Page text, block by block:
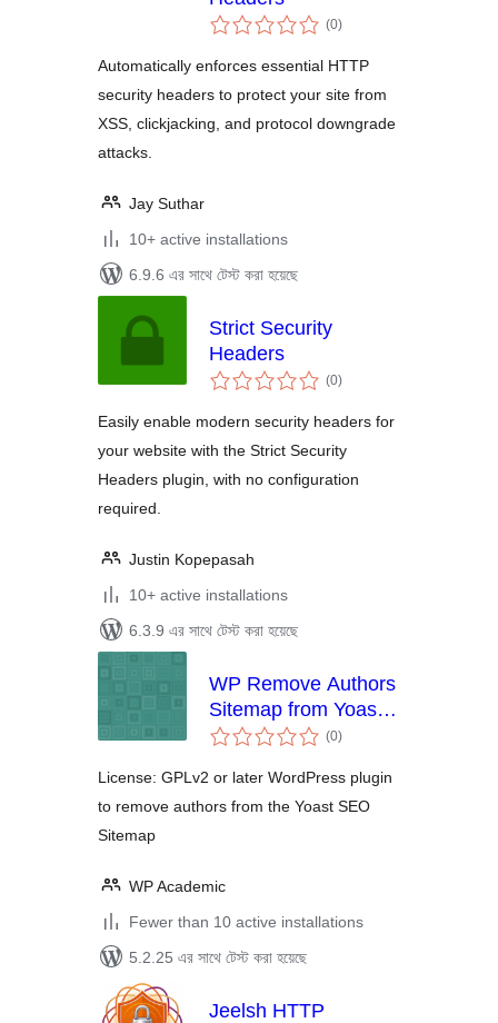
(0total
ratings
)
Automatically enforces essential HTTP
security headers to protect your site from
XSS, clickjacking, and protocol downgrade
attacks.
Jay Suthar
10+ active installations
6.9.6 এর সাথে টেস্ট করা হয়েছে
Strict Security
Headers
(0total
ratings
)
Easily enable modern security headers for
your website with the Strict Security
Headers plugin, with no configuration
required.
Justin Kopepasah
10+ active installations
6.3.9 এর সাথে টেস্ট করা হয়েছে
WP Remove Authors
Sitemap from Yoast
SEO
(0total
ratings
)
License: GPLv2 or later WordPress plugin
to remove authors from the Yoast SEO
Sitemap
WP Academic
Fewer than 10 active installations
5.2.25 এর সাথে টেস্ট করা হয়েছে
Jeelsh HTTP